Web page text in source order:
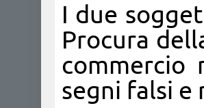
I due
Procura
segni falsi e